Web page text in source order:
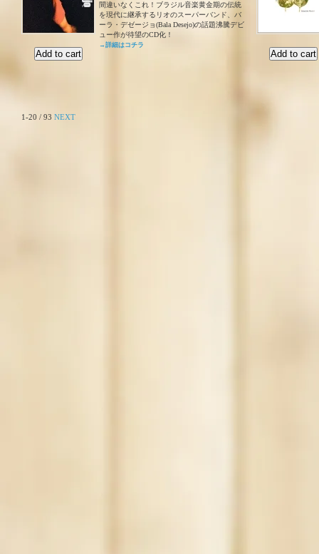
間違いなくこれ！ブラジル音楽黄金期の伝統
を現代に継承するリオのスーパーバンド、バ
ーラ・デゼージョ(Bala Desejo)の話題沸騰デビ
ュー作が待望のCD化！
→詳細はコチラ
1-20 / 93 NEXT